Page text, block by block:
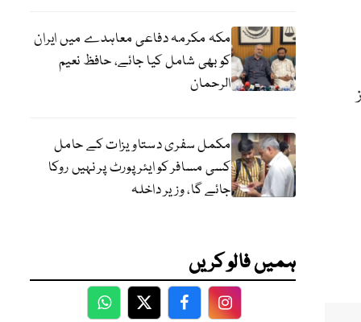
مکہ مکرمہ دفاعی معاہدے میں ایران
کو بھی شامل کیا جائے، حافظ نعیم
الرحمان
مکمل سفری دستاویزات کے حامل
کسی مسافر کو ایئرپورٹ پر نہیں روکا
جائے گا، وزیر داخلہ
ہمیں فالو کریں
WhatsApp
TwitterFacebookFacebook